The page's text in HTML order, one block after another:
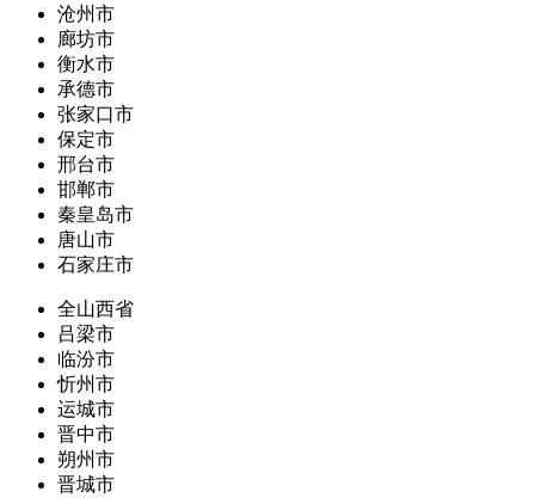
沧州市
廊坊市
衡水市
承德市
张家口市
保定市
邢台市
邯郸市
秦皇岛市
唐山市
石家庄市
全山西省
吕梁市
临汾市
忻州市
运城市
晋中市
朔州市
晋城市